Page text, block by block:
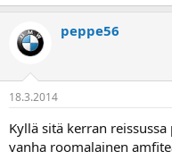
peppe56
18.3.2014
Kyllä sitä kerran reissussa
vanha roomalainen